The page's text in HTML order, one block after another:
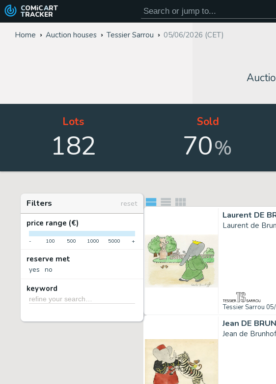
COMiC ART
TRACKER
Home Auction houses Tessier Sarrou 05/06/2026 (CET)
Lots
182
Sold
70%
Filters
reset
price range (€)
- 100 500 1000 5000 +
reserve met
yes no
keyword
Laurent DE
Laurent de
Tessier Sarrou
Jean DE
Jean de